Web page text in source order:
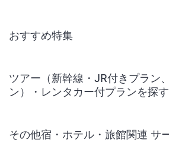
おすすめ特集
ツアー（新幹線・JR付きプラン
ン）・レンタカー付プランを探す
その他宿・ホテル・旅館関連 サ